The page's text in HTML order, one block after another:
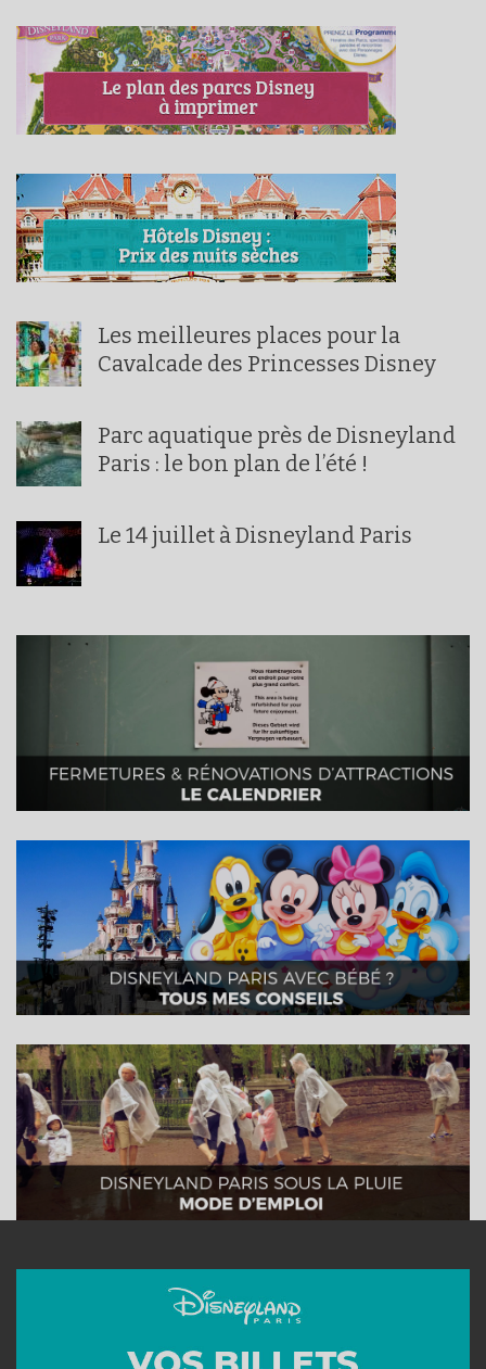
Les meilleures places pour la
Cavalcade des Princesses Disney
Parc aquatique près de Disneyland
Paris : le bon plan de l’été !
Le 14 juillet à Disneyland Paris